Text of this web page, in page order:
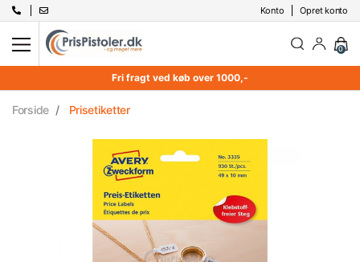
Konto Opret konto
0
Fri fragt ved køb over 1000,-
Forside Prisetiketter